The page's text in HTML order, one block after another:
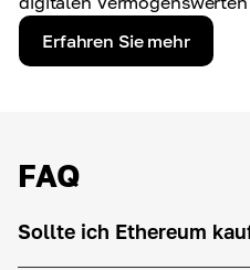
Erfahren Sie mehr
FAQ
Sollte ich Ethereum